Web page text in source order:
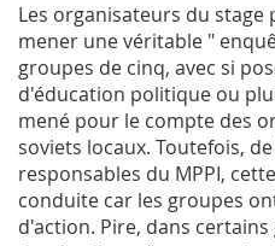
Les organisateurs du
mener une véritable "
groupes de cinq, avec si
d'éducation politique ou
mené pour le compte des
soviets locaux. Toutefois,
responsables du MPPI,
conduite car les groupes
d'action. Pire, dans